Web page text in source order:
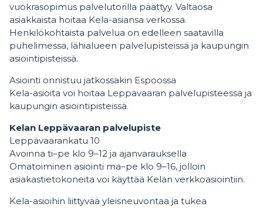
vuokrasopimus palvelutorilla päättyy. Valtaosa
asiakkaista hoitaa Kela-asiansa verkossa.
Henkilökohtaista palvelua on edelleen saatavilla
puhelimessa, lähialueen palvelupisteissä ja kaupungin
asiointipisteissä.
Asiointi onnistuu jatkossakin Espoossa
Kela-asioita voi hoitaa Leppävaaran palvelupisteessä ja
kaupungin asiointipisteissä.
Kelan Leppävaaran palvelupiste
Leppävaarankatu 10
Avoinna ti–pe klo 9–12 ja ajanvarauksella
Omatoiminen asiointi ma–pe klo 9–16, jolloin
asiakastietokoneita voi käyttää Kelan verkkoasiointiin.
Kela-asioihin liittyvää yleisneuvontaa ja tukea